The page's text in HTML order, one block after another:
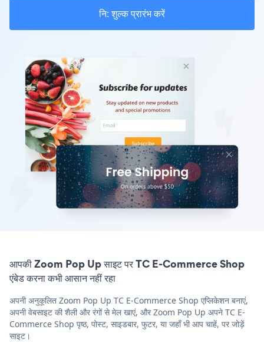
नि: शुल्क प्रारंभ करें
आपकी Zoom Pop Up साइट पर TC E-Commerce Shop
एंबेड करना कभी आसान नहीं रहा
अपनी अनुकूलित Zoom Pop Up TC E-Commerce Shop एप्लिकेशन बनाएं,
अपनी वेबसाइट की शैली और रंगों से मेल खाएं, और Zoom Pop Up अपने TC E-
Commerce Shop पृष्ठ, पोस्ट, साइडबार, फुटर, या जहाँ भी आप चाहें, पर जोड़ें
साइट।